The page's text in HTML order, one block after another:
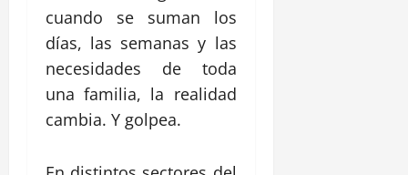
cuando se suman los
días, las semanas y las
necesidades de toda
una familia, la realidad
cambia. Y golpea.